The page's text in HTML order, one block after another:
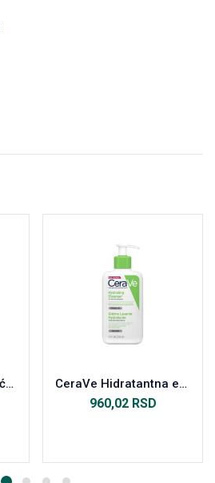
CeraVe SA gel za čišćenje suve i grube kože, 236 ml CeraVe Hidratantna emulzija za čišćenje za normalnu do suvu kožu, 236 ml
960,02 RSD